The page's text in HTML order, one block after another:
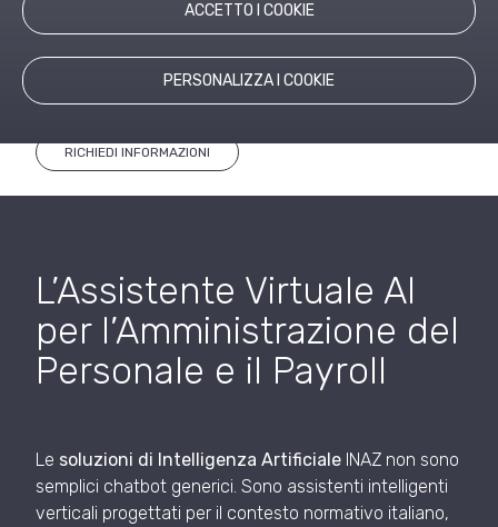
ACCETTO I COOKIE
PERSONALIZZA I COOKIE
Software HR integrati con assistenti virtuali
intelligenti per la gestione sicura di dati sensibili e
adempimenti normativi.
RICHIEDI INFORMAZIONI
L’Assistente Virtuale AI
per l’Amministrazione del
Personale e il Payroll
Le soluzioni di Intelligenza Artificiale INAZ non sono
semplici chatbot generici. Sono assistenti intelligenti
verticali progettati per il contesto normativo italiano,